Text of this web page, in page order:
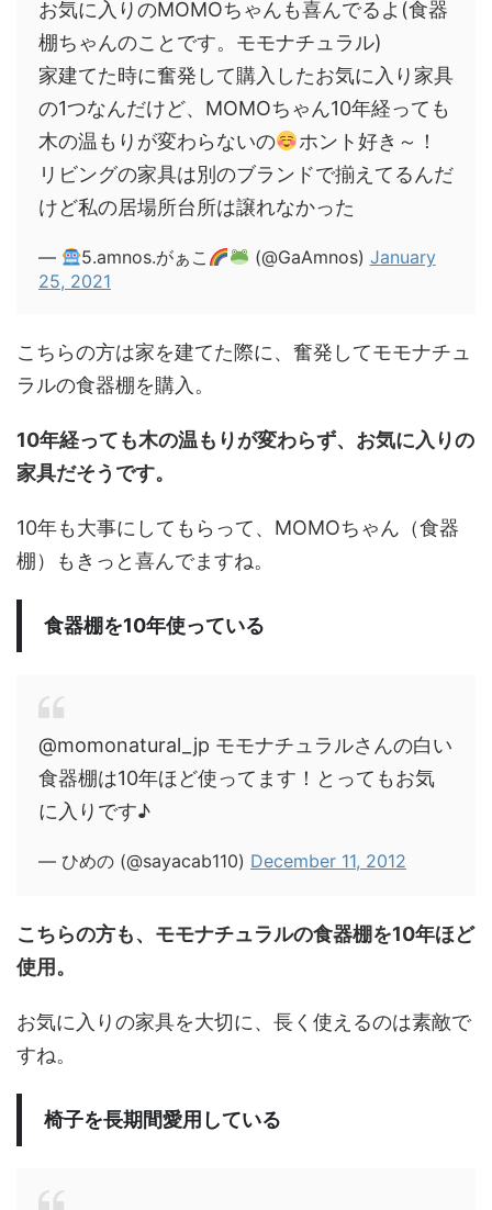
お気に入りのMOMOちゃんも喜んでるよ(食器
棚ちゃんのことです。モモナチュラル)
家建てた時に奮発して購入したお気に入り家具
の1つなんだけど、MOMOちゃん10年経っても
木の温もりが変わらないの
ホント好き～！
リビングの家具は別のブランドで揃えてるんだ
けど私の居場所台所は譲れなかった
— 5.amnos.がぁこ (@GaAmnos) January
25, 2021
こちらの方は家を建てた際に、奮発してモモナチュ
ラルの食器棚を購入。
10年経っても木の温もりが変わらず、お気に入りの
家具だそうです。
10年も大事にしてもらって、MOMOちゃん（食器
棚）もきっと喜んでますね。
食器棚を10年使っている
@momonatural_jp モモナチュラルさんの白い
食器棚は10年ほど使ってます！とってもお気
に入りです♪
— ひめの (@sayacab110) December 11, 2012
こちらの方も、モモナチュラルの食器棚を10年ほど
使用。
お気に入りの家具を大切に、長く使えるのは素敵で
すね。
椅子を長期間愛用している